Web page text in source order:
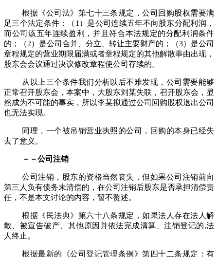
根据《公司法》第七十三条规定，公司回购股权需要满
足三个法定条件：（ 1 ）是公司连续五年不向股东分配利润，
而公司该五年连续盈利，并且符合本法规定的分配利润条件
的；（2）是公司合并、分立、转让主要财产的；（3）是公司
章程规定的营业期限届满或者章程规定的其他解散事由出现，
股东会会议通过决议修改章程使公司存续的。
从以上三个条件我们分析以后不难发现，公司需要能够
正常召开股东会，本案中，大股东刘某失联，召开股东会，显
然成为不可能的事实，所以李某拟通过公司回购股权退出公司
也无法实现。
同理，一个被吊销营业执照的公司，回购的本身已经失
去了意义。
－－公司注销
公司注销，股东的资格当然丧失，但如果公司注销前向
第三人负有债务未清偿的，在公司注销后股东是否承担清偿责
任，不是本文讨论的内容，暂不赘述。
根据《民法典》第六十八条规定，如果法人存在法人解
散、被宣告破产、其他原因并依法完成清算、注销登记的,法
人终止。
根据最新的《公司登记管理条例》第四十二条规定：有